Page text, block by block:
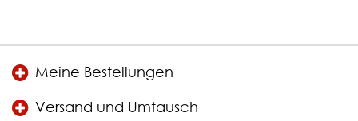
Meine Bestellungen
Versand und Umtausch